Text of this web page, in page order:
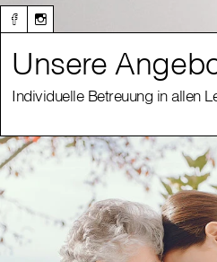
Unsere
Individuelle Betreuung in allen